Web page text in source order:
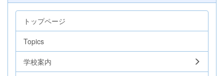
トップページ
Topics
学校案内